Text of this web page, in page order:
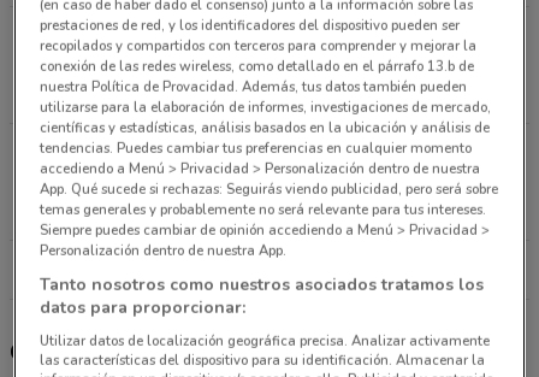
Carretera Ajusco Manzana 173 Lote 6 Ciudad De
México
7.7 km
DR. BALMIS No. 195-D, DOCTORES Ciudad De
México
8.6 km
Otros catálogos cercanos
(en caso de haber dado el consenso) junto a la información sobre las
prestaciones de red, y los identificadores del dispositivo pueden ser
recopilados y compartidos con terceros para comprender y mejorar la
conexión de las redes wireless, como detallado en el párrafo 13.b de
nuestra Política de Provacidad. Además, tus datos también pueden
utilizarse para la elaboración de informes, investigaciones de mercado,
científicas y estadísticas, análisis basados en la ubicación y análisis de
tendencias. Puedes cambiar tus preferencias en cualquier momento
accediendo a Menú > Privacidad > Personalización dentro de nuestra
App. Qué sucede si rechazas: Seguirás viendo publicidad, pero será sobre
temas generales y probablemente no será relevante para tus intereses.
Siempre puedes cambiar de opinión accediendo a Menú > Privacidad >
Personalización dentro de nuestra App.
Tanto nosotros como nuestros asociados tratamos los
datos para proporcionar:
Utilizar datos de localización geográfica precisa. Analizar activamente
las características del dispositivo para su identificación. Almacenar la